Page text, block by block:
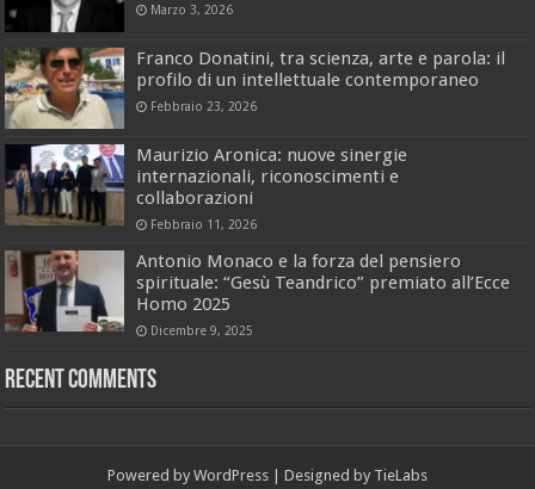
Marzo 3, 2026
Franco Donatini, tra scienza, arte e parola: il
profilo di un intellettuale contemporaneo
Febbraio 23, 2026
Maurizio Aronica: nuove sinergie
internazionali, riconoscimenti e
collaborazioni
Febbraio 11, 2026
Antonio Monaco e la forza del pensiero
spirituale: “Gesù Teandrico” premiato all’Ecce
Homo 2025
Dicembre 9, 2025
Recent Comments
Powered by WordPress | Designed by TieLabs